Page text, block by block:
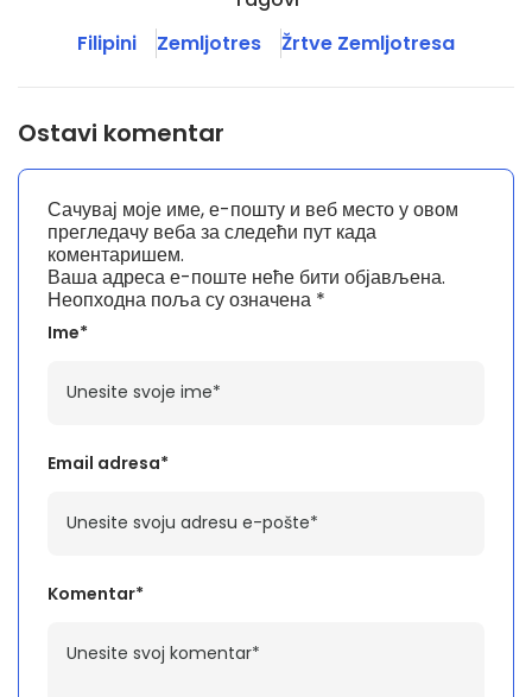
Filipini
Zemljotres Žrtve Zemljotresa
Ostavi komentar
Ваша адреса е-поште неће бити објављена.
Неопходна поља су означена *
Komentar*
Ime*
Email adresa*
Сачувај моје име, е-пошту и веб место у овом
прегледачу веба за следећи пут када
коментаришем.